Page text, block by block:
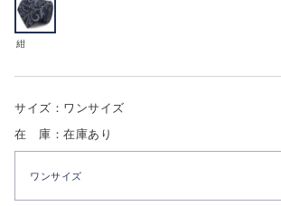
紺
サイズ：ワンサイズ
在 庫：在庫あり
ワンサイズ